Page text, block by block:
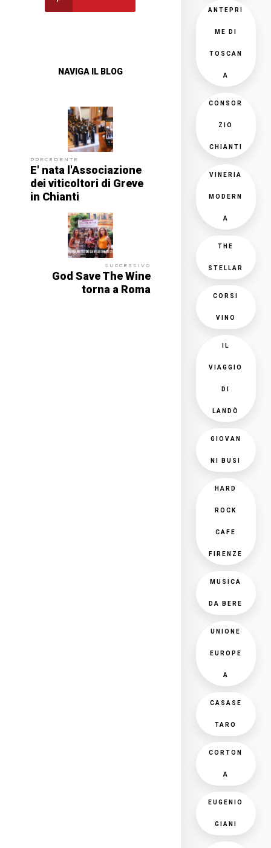
NAVIGA IL BLOG
PRECEDENTE
E' nata l'Associazione
dei viticoltori di Greve
in Chianti
SUCCESSIVO
God Save The Wine
torna a Roma
ANTEPRI
ME DI
TOSCAN
A
CONSOR
ZIO
CHIANTI
VINERIA
MODERN
A
THE
STELLAR
CORSI
VINO
IL
VIAGGIO
DI
LANDÒ
GIOVAN
NI BUSI
HARD
ROCK
CAFE
FIRENZE
MUSICA
DA BERE
UNIONE
EUROPE
A
CASASE
TARO
CORTON
A
EUGENIO
GIANI